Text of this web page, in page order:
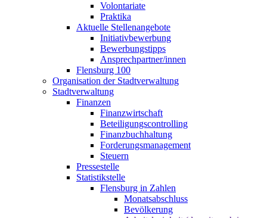
Volontariate
Praktika
Aktuelle Stellenangebote
Initiativbewerbung
Bewerbungstipps
Ansprechpartner/innen
Flensburg 100
Organisation der Stadtverwaltung
Stadtverwaltung
Finanzen
Finanzwirtschaft
Beteiligungscontrolling
Finanzbuchhaltung
Forderungsmanagement
Steuern
Pressestelle
Statistikstelle
Flensburg in Zahlen
Monatsabschluss
Bevölkerung